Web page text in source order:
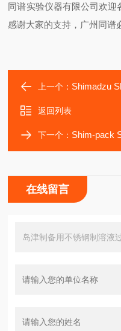
同谱实验仪器有限公司欢迎
感谢大家的支持，广州同谱
上一个： Shimadzu
返回列表
下一个： Shim-pack
在线留言